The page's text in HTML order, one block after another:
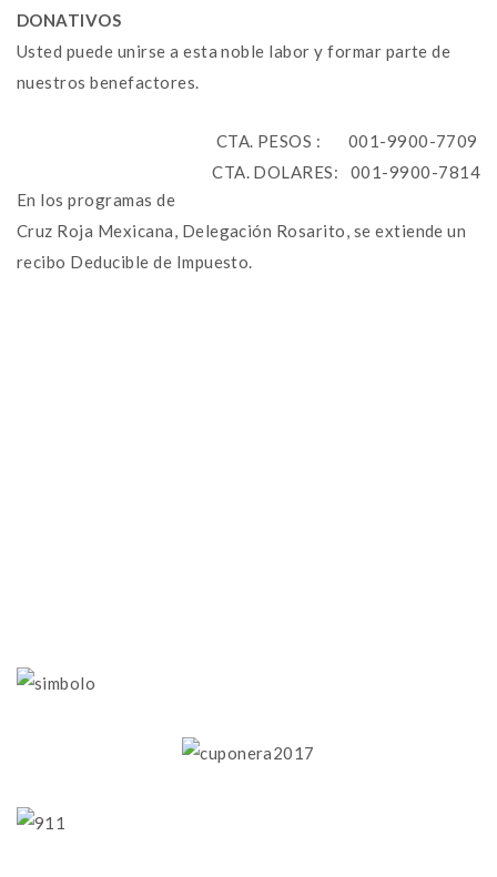
DONATIVOS
Usted puede unirse a esta noble labor y formar parte de
nuestros benefactores.
CTA. PESOS : 001-9900-7709
CTA. DOLARES: 001-9900-7814
En los programas de
Cruz Roja Mexicana, Delegación Rosarito, se extiende un
recibo Deducible de Impuesto.